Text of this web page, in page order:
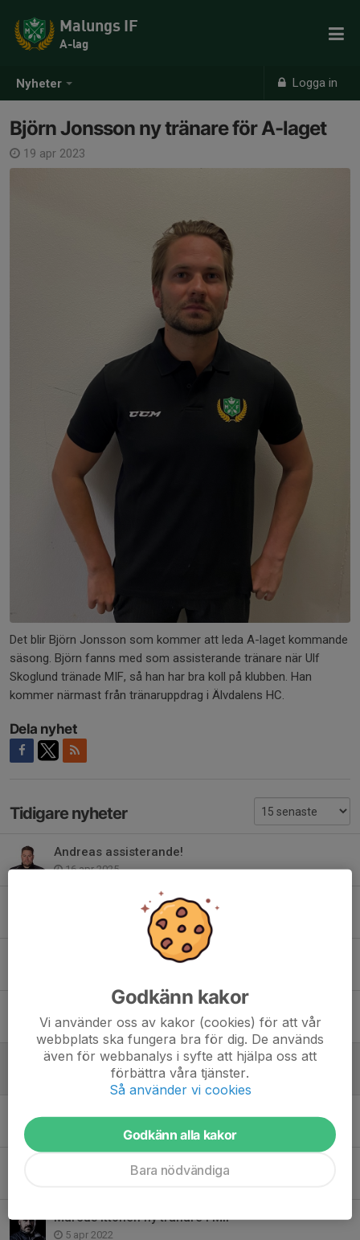
Nyheter Logga in
Malungs IF
A-lag
Björn Jonsson ny tränare för A-laget
19 apr 2023
Det blir Björn Jonsson som kommer att leda A-laget kommande
säsong. Björn fanns med som assisterande tränare när Ulf
Skoglund tränade MIF, så han har bra koll på klubben. Han
kommer närmast från tränaruppdrag i Älvdalens HC.
Dela nyhet
Tidigare nyheter
Andreas assisterande!
16 apr 2025
Välkommen Christer!
Fråga om plats i HockeyEttan 2024/2025
24 jul 2024
Björn Jonsson ny tränare för A-laget
19 apr 2023
Första hemmamatchen
Kapla ny assisterande!
Marcus Ittonen ny tränare i MIF
5 apr 2022
Godkänn kakor
Vi använder oss av kakor (cookies) för att vår
webbplats ska fungera bra för dig. De används
även för webbanalys i syfte att hjälpa oss att
förbättra våra tjänster.
Så använder vi cookies
Godkänn alla kakor
Bara nödvändiga